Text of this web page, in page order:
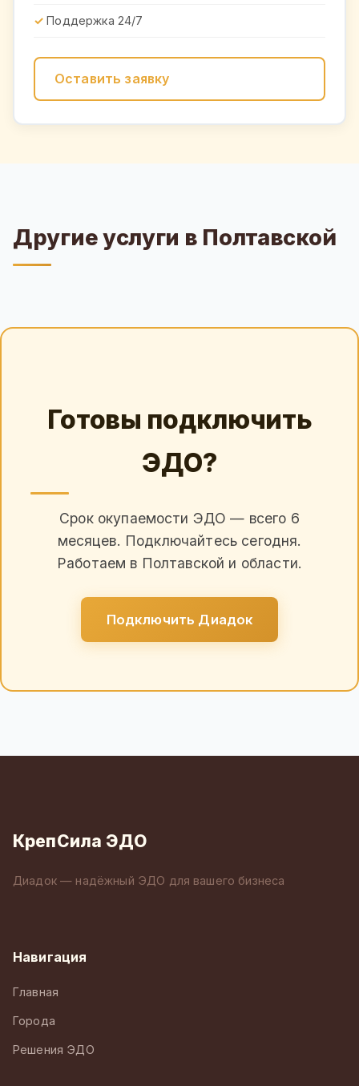
Поддержка 24/7
Оставить заявку
Другие услуги в Полтавской
Готовы подключить
ЭДО?
Срок окупаемости ЭДО — всего 6
месяцев. Подключайтесь сегодня.
Работаем в Полтавской и области.
Подключить Диадок
КрепСила ЭДО
Диадок — надёжный ЭДО для вашего бизнеса
Навигация
Главная
Города
Решения ЭДО